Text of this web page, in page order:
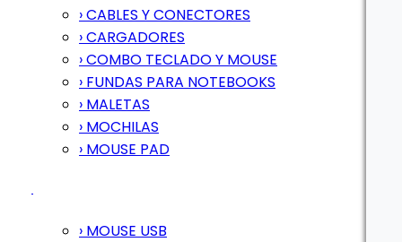
› CABLES Y CONECTORES
› CARGADORES
› COMBO TECLADO Y MOUSE
› FUNDAS PARA NOTEBOOKS
› MALETAS
› MOCHILAS
› MOUSE PAD
› MOUSE USB